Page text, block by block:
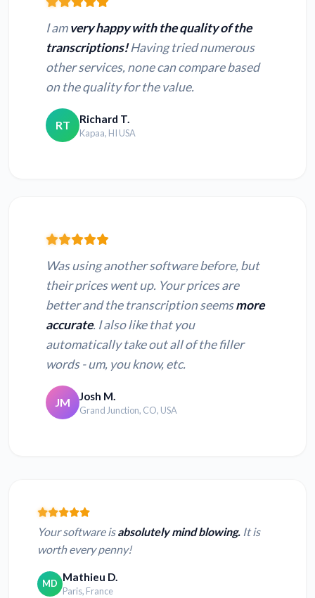
I amvery happy with the quality of the
transcriptions!Having tried numerous
other services, none can compare based
on the quality for the value.
RT Richard T.
Kapaa, HI USA
Was using another software before, but
their prices went up. Your prices are
better and the transcription seemsmore
accurate. I also like that you
automatically take out all of the filler
words - um, you know, etc.
JM Josh M.
Grand Junction, CO, USA
Your software isabsolutely mind blowing. It is
worth every penny!
MD Mathieu D.
Paris, France